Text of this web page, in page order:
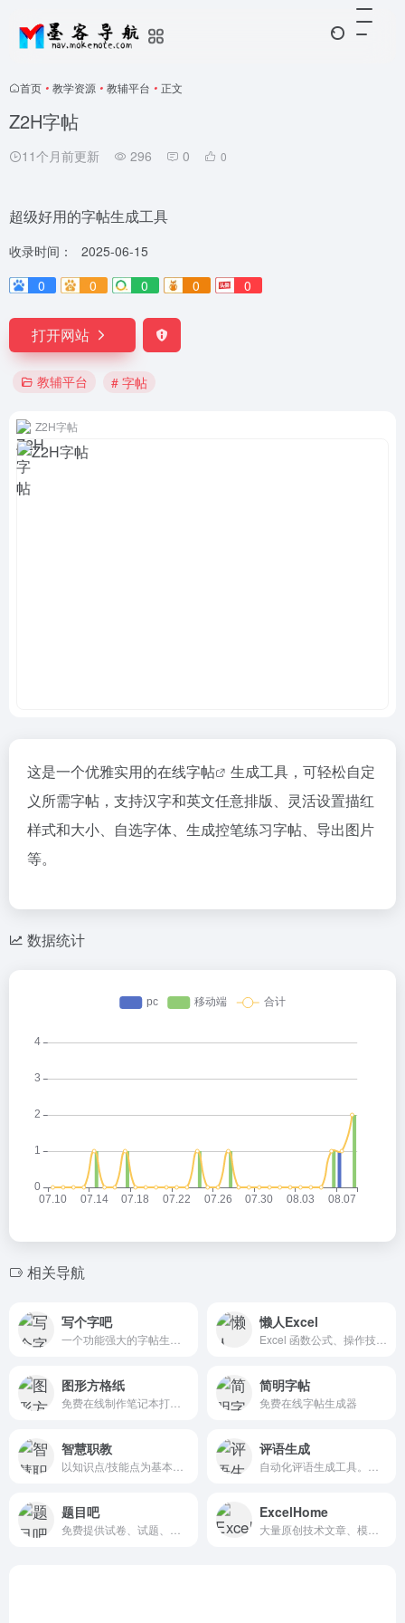
首页 • 教学资源 • 教辅平台 • 正文
Z2H字帖
11个月前更新 296 0 0
超级好用的字帖生成工具
收录时间：
2025-06-15
0
0 0 0 0
打开网站
教辅平台 # 字帖
Z2H字帖
这是一个优雅实用的在线字帖
生成工具，可轻松自定
义所需字帖，支持汉字和英文任意排版、灵活设置描红
样式和大小、自选字体、生成控笔练习字帖、导出图片
等。
数据统计
相关导航
写个字吧 懒人Excel
图形方格纸 简明字帖
免费在线字帖生成器
智慧职教 评语生成
题目吧 ExcelHome